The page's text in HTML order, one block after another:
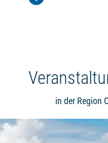
in der Region